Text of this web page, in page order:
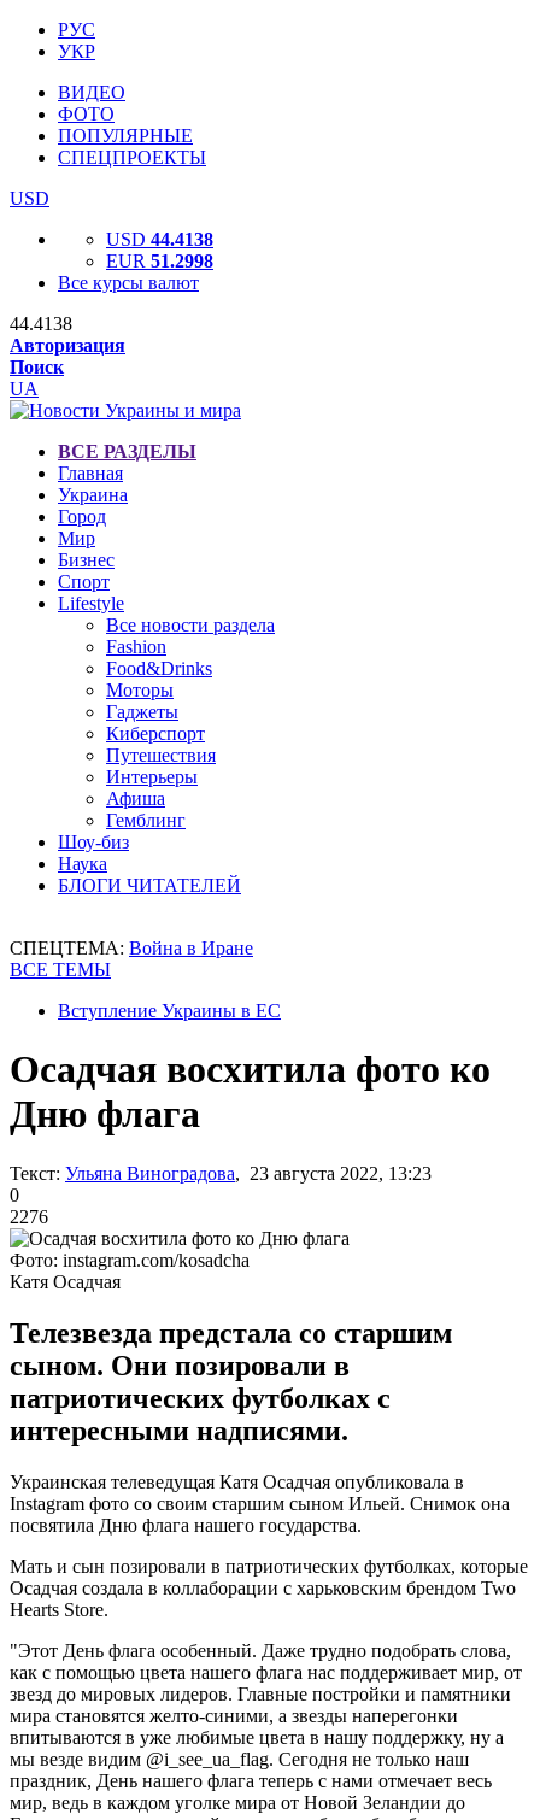
РУС
УКР
ВИДЕО
ФОТО
ПОПУЛЯРНЫЕ
СПЕЦПРОЕКТЫ
USD
USD 44.4138
EUR 51.2998
Все курсы валют
44.4138
Авторизация
Поиск
UA
ВСЕ РАЗДЕЛЫ
Главная
Украина
Город
Мир
Бизнес
Спорт
Lifestyle
Все новости раздела
Fashion
Food&Drinks
Моторы
Гаджеты
Киберспорт
Путешествия
Интерьеры
Афиша
Гемблинг
Шоу-биз
Наука
БЛОГИ ЧИТАТЕЛЕЙ
СПЕЦТЕМА: Война в Иране
ВСЕ ТЕМЫ
Вступление Украины в ЕС
Осадчая восхитила фото ко
Дню флага
Текст: Ульяна Виноградова, 23 августа 2022, 13:23
0
2276
Фото: instagram.com/kosadcha
Катя Осадчая
Телезвезда предстала со старшим
сыном. Они позировали в
патриотических футболках с
интересными надписями.
Украинская телеведущая Катя Осадчая опубликовала в
Instagram фото со своим старшим сыном Ильей. Снимок она
посвятила Дню флага нашего государства.
Мать и сын позировали в патриотических футболках, которые
Осадчая создала в коллаборации с харьковским брендом Two
Hearts Store.
"Этот День флага особенный. Даже трудно подобрать слова,
как с помощью цвета нашего флага нас поддерживает мир, от
звезд до мировых лидеров. Главные постройки и памятники
мира становятся желто-синими, а звезды наперегонки
впитываются в уже любимые цвета в нашу поддержку, ну а
мы везде видим @i_see_ua_flag. Сегодня не только наш
праздник, День нашего флага теперь с нами отмечает весь
мир, ведь в каждом уголке мира от Новой Зеландии до